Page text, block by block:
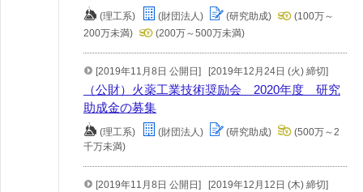
(理工系) (財団法人) (研究助成)
(100万～
200万未満)
(200万～500万未満)
[2019年11月8日 公開日] [2019年12月24日 (火) 締切]
（公財）火薬工業技術奨励会 2020年度 研究
助成金の募集
(理工系) (財団法人) (研究助成)
(500万～2
千万未満)
[2019年11月8日 公開日] [2019年12月12日 (木) 締切]